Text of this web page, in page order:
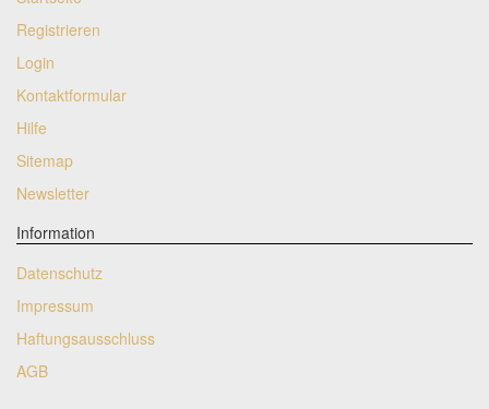
Registrieren
Login
Kontaktformular
Hilfe
Sitemap
Newsletter
Information
Datenschutz
Impressum
Haftungsausschluss
AGB